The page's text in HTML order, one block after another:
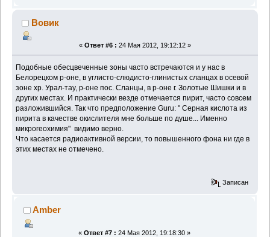
Вовик
« Ответ #6 : 24 Мая 2012, 19:12:12 »
Подобные обесцвеченные зоны часто встречаются и у нас в
Белорецком р-оне, в углисто-слюдисто-глинистых сланцах в осевой
зоне хр. Урал-тау, р-оне пос. Сланцы, в р-оне г. Золотые Шишки и в
других местах. И практически везде отмечается пирит, часто совсем
разложившийся. Так что предположение Guru: " Серная кислота из
пирита в качестве окислителя мне больше по душе... Именно
микрогеохимия" видимо верно.
Что касается радиоактивной версии, то повышенного фона ни где в
этих местах не отмечено.
Записан
Amber
« Ответ #7 : 24 Мая 2012, 19:18:30 »